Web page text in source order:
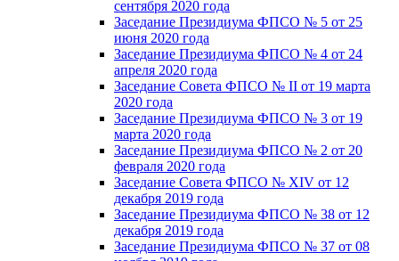
сентября 2020 года
Заседание Президиума ФПСО № 5 от 25
июня 2020 года
Заседание Президиума ФПСО № 4 от 24
апреля 2020 года
Заседание Совета ФПСО № II от 19 марта
2020 года
Заседание Президиума ФПСО № 3 от 19
марта 2020 года
Заседание Президиума ФПСО № 2 от 20
февраля 2020 года
Заседание Совета ФПСО № XIV от 12
декабря 2019 года
Заседание Президиума ФПСО № 38 от 12
декабря 2019 года
Заседание Президиума ФПСО № 37 от 08